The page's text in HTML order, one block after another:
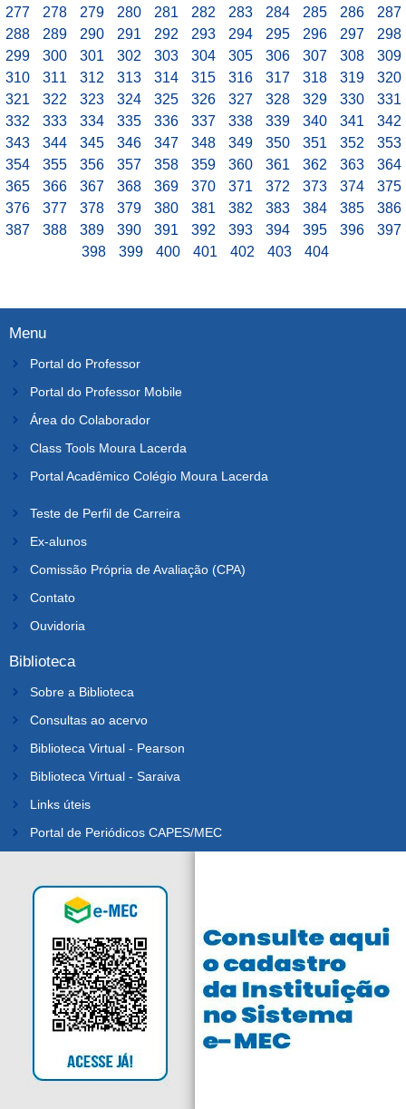
277
278 279 280 281 282 283 284 285 286
287
288
289 290 291 292 293 294 295 296 297
298
299
300 301 302 303 304 305 306 307 308
309
310
311 312 313 314 315 316 317 318 319
320
321
322 323 324 325 326 327 328 329 330
331
332
333 334 335 336 337 338 339 340 341
342
343
344 345 346 347 348 349 350 351 352
353
354
355 356 357 358 359 360 361 362 363
364
365
366 367 368 369 370 371 372 373 374
375
376
377 378 379 380 381 382 383 384 385
386
387
388 389 390 391 392 393 394 395 396
397
398
399 400 401 402 403 404
Menu
Portal do Professor
Portal do Professor Mobile
Área do Colaborador
Class Tools Moura Lacerda
Portal Acadêmico Colégio Moura Lacerda
Teste de Perfil de Carreira
Ex-alunos
Comissão Própria de Avaliação (CPA)
Contato
Ouvidoria
Biblioteca
Sobre a Biblioteca
Consultas ao acervo
Biblioteca Virtual - Pearson
Biblioteca Virtual - Saraiva
Links úteis
Portal de Periódicos CAPES/MEC